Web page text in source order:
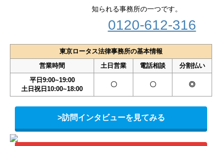
知られる事務所の一つです。
0120-612-316
東京ロータス法律事務所の基本情報
営業時間
土日営業 電話相談
分割払い
平日9:00~19:00
土日祝日10:00~18:00
〇 〇 ◎
>訪問インタビューを見てみる